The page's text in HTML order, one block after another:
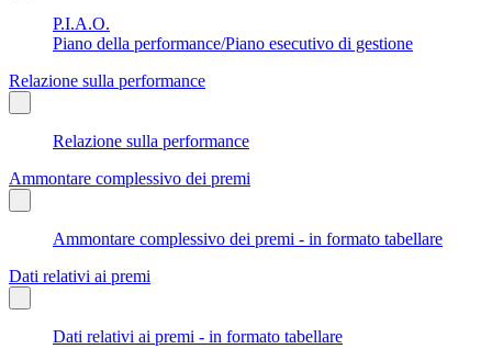
P.I.A.O.
Piano della performance/Piano esecutivo di gestione
Relazione sulla performance
Relazione sulla performance
Ammontare complessivo dei premi
Ammontare complessivo dei premi - in formato tabellare
Dati relativi ai premi
Dati relativi ai premi - in formato tabellare